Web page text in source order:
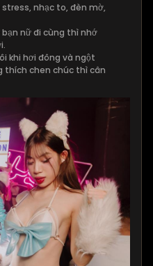
stress, nhạc to, đèn mờ,
nữ đi cùng thì nhớ
khi hơi đông và ngột
thích chen chúc thì cân